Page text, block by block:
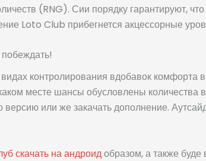
(RNG). Сии порядку гарантируют,
Loto Club прибегнется акцессорные
контролирования вдобавок комфорта
месте шансы обусловлены
или же закачать дополнение.
скачать на андроидобразом, а также